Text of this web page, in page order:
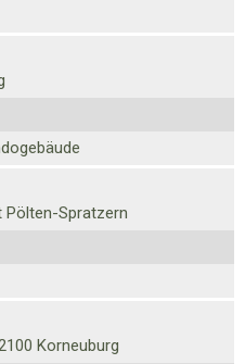
Pölten-Spratzern
Korneuburg